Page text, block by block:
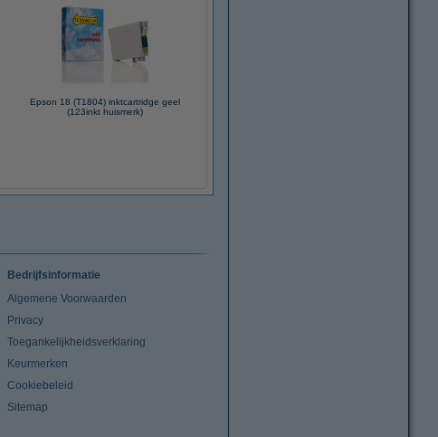
Epson 18 (T1804) inktcartridge geel
(123inkt huismerk)
Bedrijfsinformatie
Algemene Voorwaarden
Privacy
Toegankelijkheidsverklaring
Keurmerken
Cookiebeleid
Sitemap